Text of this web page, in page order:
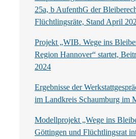
25a, b AufenthG der
Flüchtlingsräte, Stand April
Projekt „WIB. Wege ins
Region Hannover“ startet,
2024
Ergebnisse der
im Landkreis Schaumburg im
Modellprojekt „Wege ins
Göttingen und Flüchtlingsrat